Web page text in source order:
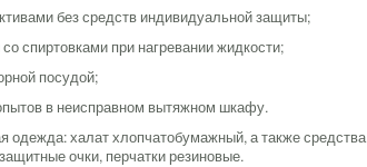
без средств индивидуальной защиты;
спиртовками при нагревании жидкости;
посудой;
в неисправном вытяжном шкафу.
одежда: халат хлопчатобумажный, а также средства
очки, перчатки резиновые.